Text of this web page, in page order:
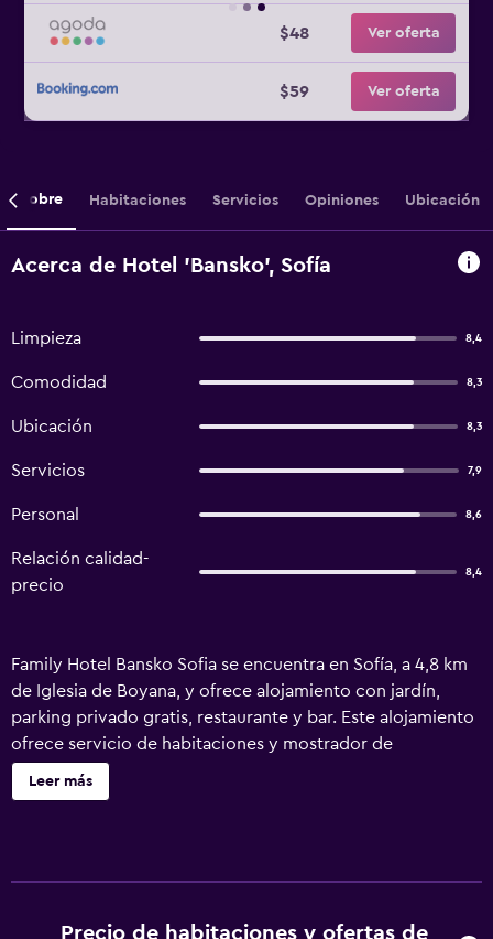
$48 Ver oferta
$59 Ver oferta
Sobre Habitaciones Servicios Opiniones Ubicación
Acerca de Hotel 'Bansko', Sofía
Limpieza 8,4
Comodidad 8,3
Ubicación 8,3
Servicios 7,9
Personal 8,6
Relación calidad-
precio
8,4
Family Hotel Bansko Sofia se encuentra en Sofía, a 4,8 km
de Iglesia de Boyana, y ofrece alojamiento con jardín,
parking privado gratis, restaurante y bar. Este alojamiento
ofrece servicio de habitaciones y mostrador de
información turística, además de wifi gratis en todo el
alojamiento. Algunas habitaciones del alojamiento
de armario. El desayuno está disponible e incluye
Leer más
Precio de habitaciones y ofertas de